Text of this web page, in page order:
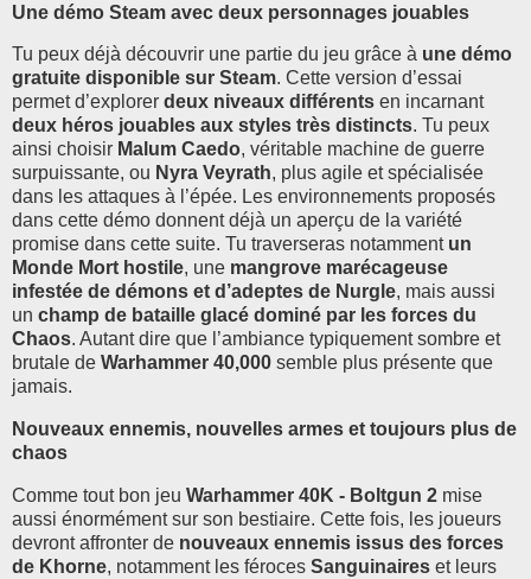
Une démo Steam avec deux personnages jouables
Tu peux déjà découvrir une partie du jeu grâce à une démo
gratuite disponible sur Steam. Cette version d’essai
permet d’explorer deux niveaux différents en incarnant
deux héros jouables aux styles très distincts. Tu peux
ainsi choisir Malum Caedo, véritable machine de guerre
surpuissante, ou Nyra Veyrath, plus agile et spécialisée
dans les attaques à l’épée. Les environnements proposés
dans cette démo donnent déjà un aperçu de la variété
promise dans cette suite. Tu traverseras notamment un
Monde Mort hostile, une mangrove marécageuse
infestée de démons et d’adeptes de Nurgle, mais aussi
un champ de bataille glacé dominé par les forces du
Chaos. Autant dire que l’ambiance typiquement sombre et
brutale de Warhammer 40,000 semble plus présente que
jamais.
Nouveaux ennemis, nouvelles armes et toujours plus de
chaos
Comme tout bon jeu Warhammer 40K - Boltgun 2 mise
aussi énormément sur son bestiaire. Cette fois, les joueurs
devront affronter de nouveaux ennemis issus des forces
de Khorne, notamment les féroces Sanguinaires et leurs